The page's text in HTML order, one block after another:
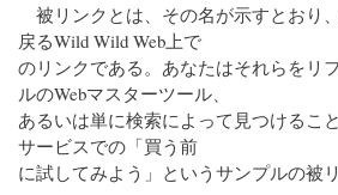
被リンクとは、その名が示すとおり
戻るWild Wild Web上で
のリンクである。あなたはそれらをリ
ルのWebマスターツール、
あるいは単に検索によって見つけるこ
サービスでの「買う前
に試してみよう」というサンプルの被